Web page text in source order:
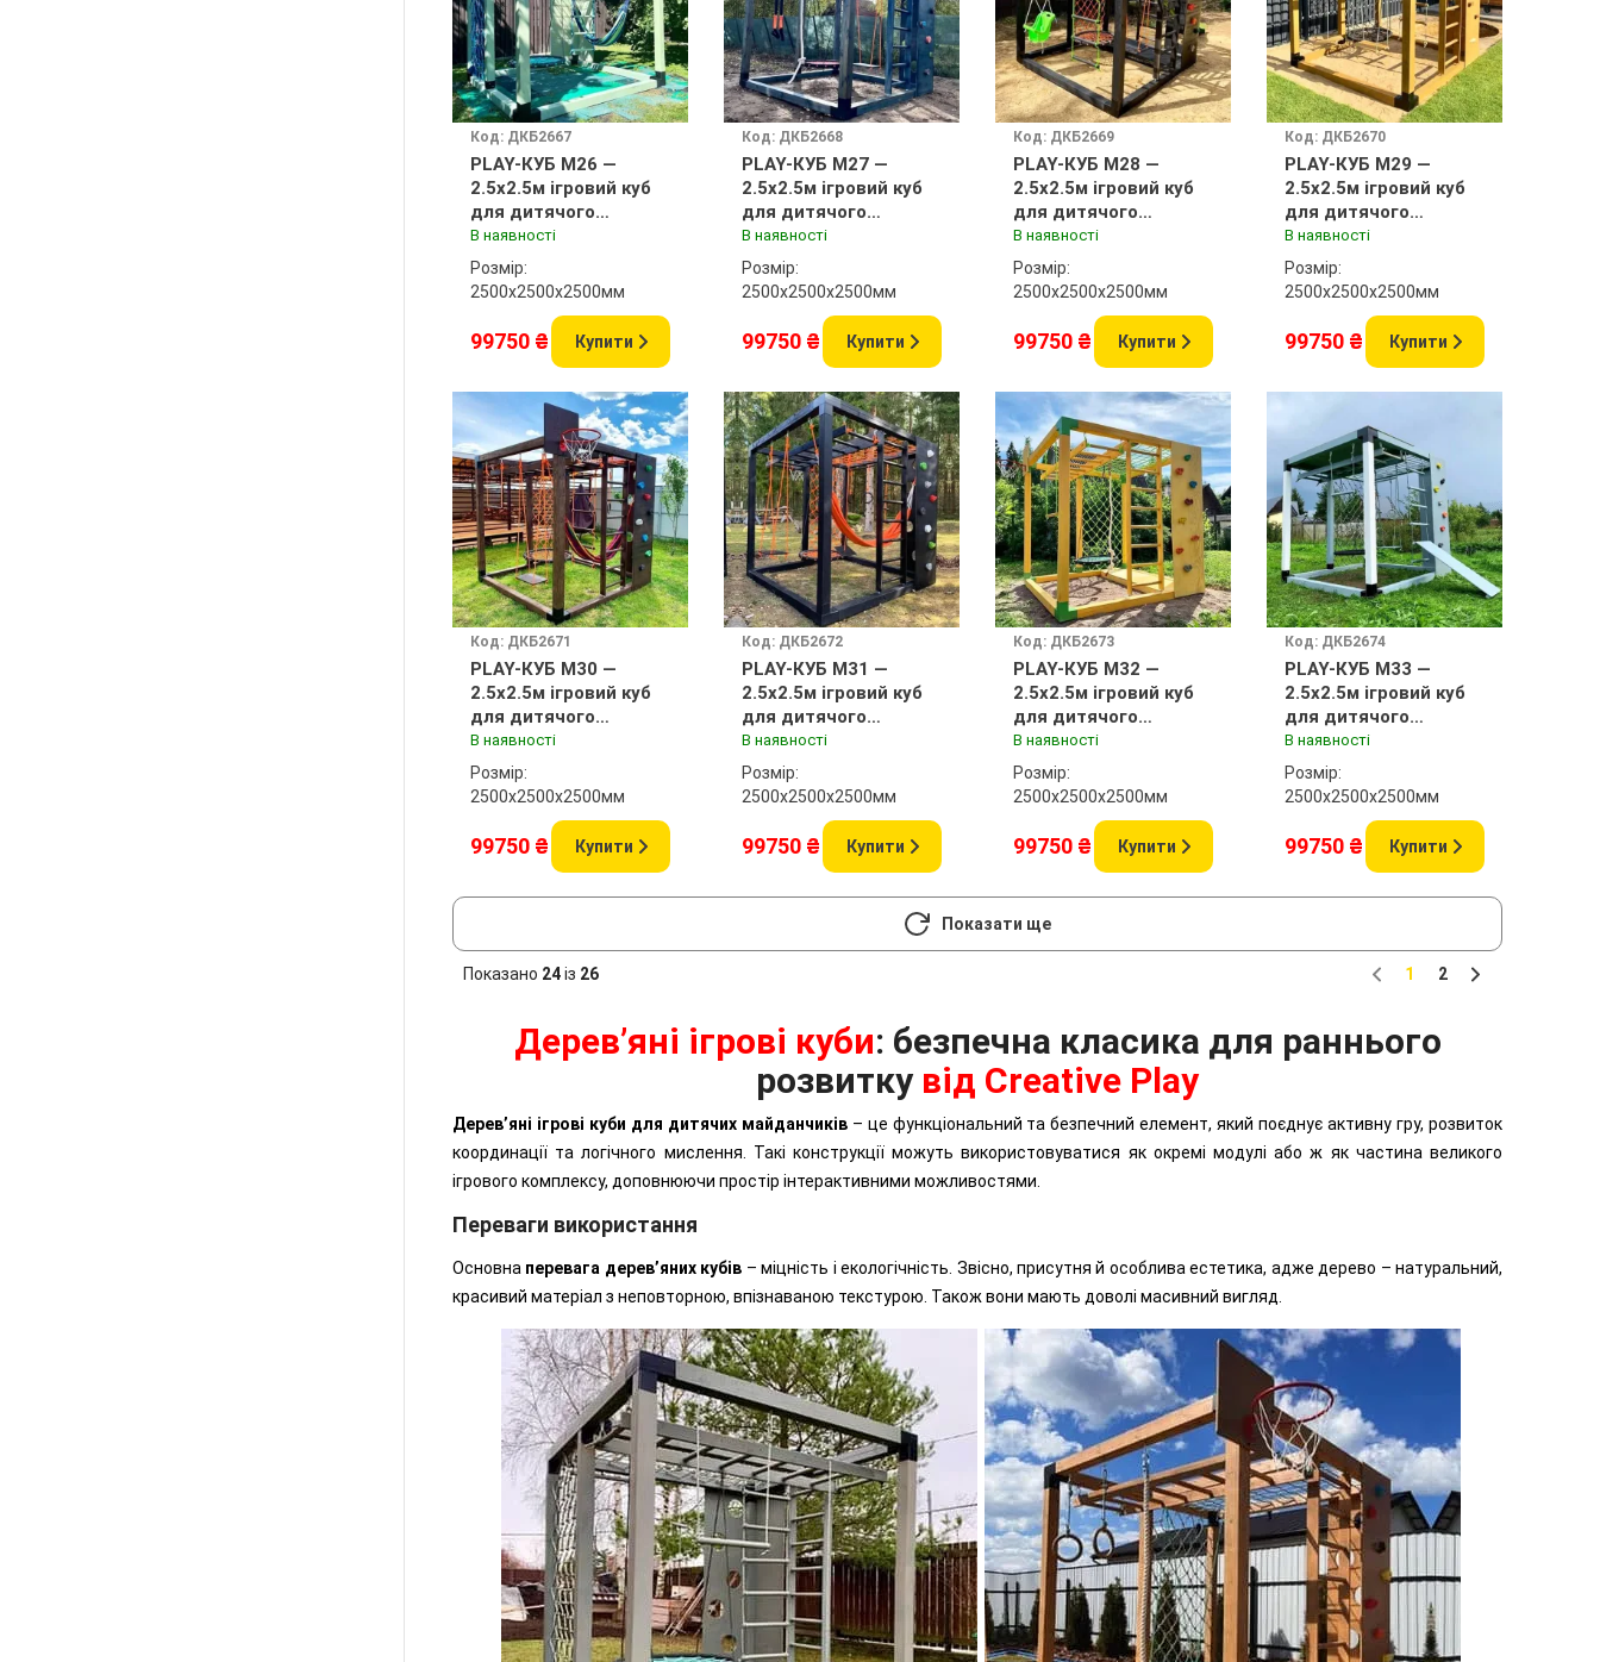
Код: ДКБ2667
PLAY-КУБ M26 —
2.5x2.5м ігровий куб
для дитячого
майданчика
В наявності
Розмір:
2500х2500x2500мм
99750 ₴ Купити
Код: ДКБ2668
PLAY-КУБ M27 —
2.5x2.5м ігровий куб
для дитячого
майданчика
В наявності
Розмір:
2500х2500x2500мм
99750 ₴ Купити
Код: ДКБ2669
PLAY-КУБ M28 —
2.5x2.5м ігровий куб
для дитячого
майданчика
В наявності
Розмір:
2500х2500x2500мм
99750 ₴ Купити
Код: ДКБ2670
PLAY-КУБ M29 —
2.5x2.5м ігровий куб
для дитячого
майданчика
В наявності
Розмір:
2500х2500x2500мм
99750 ₴ Купити
Код: ДКБ2671
PLAY-КУБ M30 —
2.5x2.5м ігровий куб
для дитячого
майданчика
В наявності
Розмір:
2500х2500x2500мм
99750 ₴ Купити
Код: ДКБ2672
PLAY-КУБ M31 —
2.5x2.5м ігровий куб
для дитячого
майданчика
В наявності
Розмір:
2500х2500x2500мм
99750 ₴ Купити
Код: ДКБ2673
PLAY-КУБ M32 —
2.5x2.5м ігровий куб
для дитячого
майданчика
В наявності
Розмір:
2500х2500x2500мм
99750 ₴ Купити
Код: ДКБ2674
PLAY-КУБ M33 —
2.5x2.5м ігровий куб
для дитячого
майданчика
В наявності
Розмір:
2500х2500x2500мм
99750 ₴ Купити
Показати ще
Показано 24із 26
1
2
Дерев’яні ігрові куби: безпечна класика для раннього
розвитку від Creative Play
Дерев’яні ігрові куби для дитячих майданчиків– це функціональний та безпечний елемент, який поєднує активну гру, розвиток
координації та логічного мислення. Такі конструкції можуть використовуватися як окремі модулі або ж як частина великого
ігрового комплексу, доповнюючи простір інтерактивними можливостями.
Переваги використання
Основна перевага дерев’яних кубів – міцність і екологічність. Звісно, присутня й особлива естетика, адже дерево – натуральний,
красивий матеріал з неповторною, впізнаваною текстурою. Також вони мають доволі масивний вигляд.